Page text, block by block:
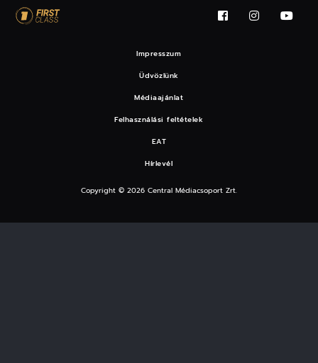
Impresszum
Üdvözlünk
Médiaajánlat
Felhasználási feltételek
EAT
Hírlevél
Copyright © 2026 Central Médiacsoport Zrt.